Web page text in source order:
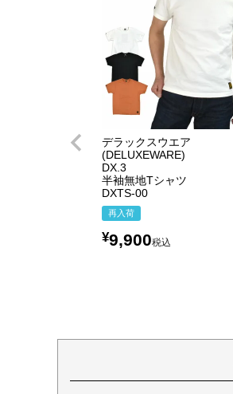
デラックスウエア
(DELUXEWARE)
DX.3
半袖無地Tシャツ
DXTS-00
再入荷
¥9,900税込